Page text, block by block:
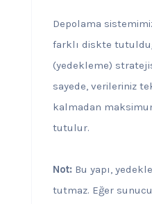
Depolama
farklı diskte
(yedekleme)
sayede, verileriniz
kalmadan
tutulur.
Not: Bu yapı,
tutmaz. Eğer